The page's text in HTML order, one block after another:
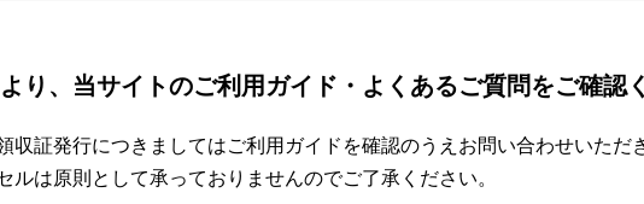
り、当サイトのご利用ガイド・よくあるご質問をご確認
収証発行につきましてはご利用ガイドを確認のうえお問い合わせいただ
は原則として承っておりませんのでご了承ください。